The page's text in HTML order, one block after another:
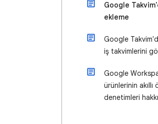
Google
ekleme
Google
iş takvimlerini
Google
ürünlerinin akıllı
denetimleri